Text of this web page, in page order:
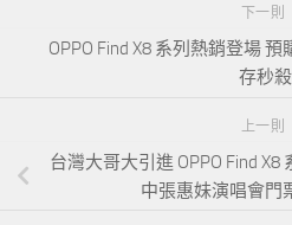
下一則
OPPO Find X8 系列熱銷登場
存秒殺
上一則
台灣大哥大引進 OPPO Find
中張惠妹演唱會門